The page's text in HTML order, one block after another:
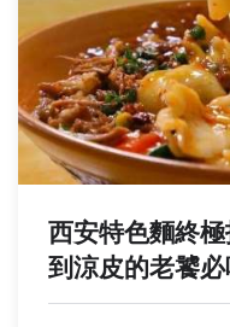
西安特色麵終
到涼皮的老饕